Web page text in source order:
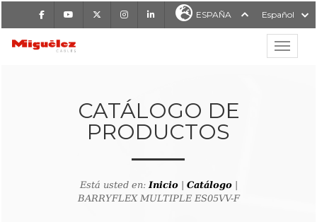
FacebookYoutube InstagramLinkedIn ESPAÑA Español
MIGUÉLEZ CABLES
CATÁLOGO DE
PRODUCTOS
Está usted en:Inicio| Catálogo|
BARRYFLEX MULTIPLE ES05VV-F